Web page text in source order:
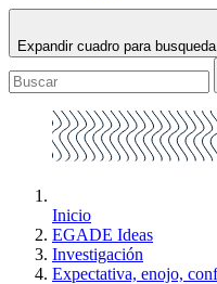
Expandir cuadro para
Inicio
EGADE Ideas
Investigación
Expectativa, enojo,